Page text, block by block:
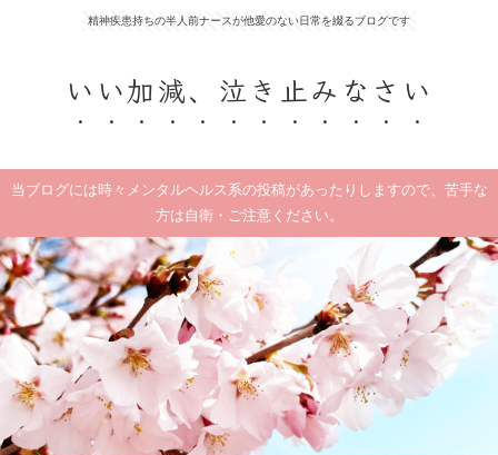
精神疾患持ちの半人前ナースが他愛のない日常を綴るブログです
いい加減、泣き止みなさい
当ブログには時々メンタルヘルス系の投稿があったりしますので、苦手な
方は自衛・ご注意ください。